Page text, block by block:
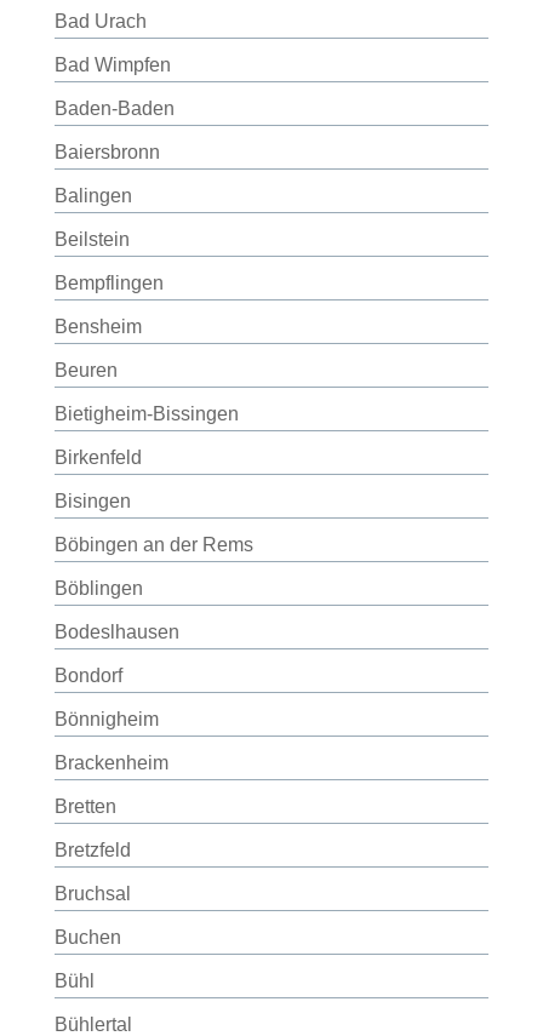
Bad Urach
Bad Wimpfen
Baden-Baden
Baiersbronn
Balingen
Beilstein
Bempflingen
Bensheim
Beuren
Bietigheim-Bissingen
Birkenfeld
Bisingen
Böbingen an der Rems
Böblingen
Bodeslhausen
Bondorf
Bönnigheim
Brackenheim
Bretten
Bretzfeld
Bruchsal
Buchen
Bühl
Bühlertal